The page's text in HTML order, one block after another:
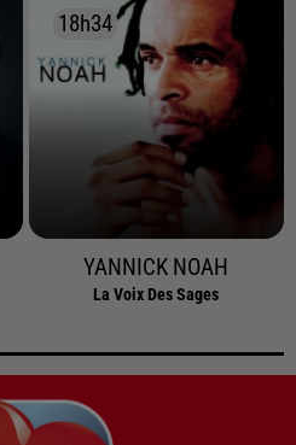
18h34
18h34
YANNICK NOAH
La Voix Des Sages